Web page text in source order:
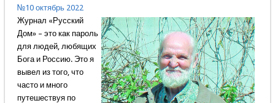
№10 октябрь 2022
Журнал «Русский
Дом» – это как пароль
для людей, любящих
Бога и Россию. Это я
вывел из того, что
часто и много
путешествуя по